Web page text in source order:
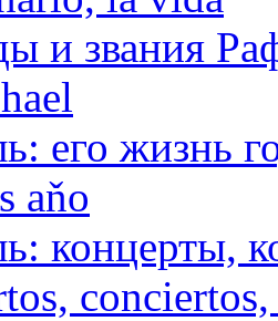
и звания
его жизнь
aňo
концерты,